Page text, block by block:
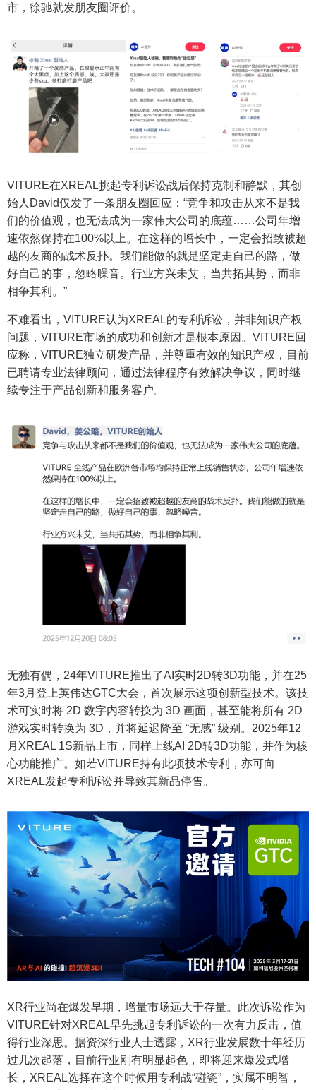
市，徐驰就发朋友圈评价。
VITURE在XREAL挑起专利诉讼战后保持克制和静默，其创
始人David仅发了一条朋友圈回应：“竞争和攻击从来不是我
们的价值观，也无法成为一家伟大公司的底蕴……公司年增
速依然保持在100%以上。在这样的增长中，一定会招致被超
越的友商的战术反扑。我们能做的就是坚定走自己的路，做
好自己的事，忽略噪音。行业方兴未艾，当共拓其势，而非
相争其利。”
不难看出，VITURE认为XREAL的专利诉讼，并非知识产权
问题，VITURE市场的成功和创新才是根本原因。VITURE回
应称，VITURE独立研发产品，并尊重有效的知识产权，目前
已聘请专业法律顾问，通过法律程序有效解决争议，同时继
续专注于产品创新和服务客户。
无独有偶，24年VITURE推出了AI实时2D转3D功能，并在25
年3月登上英伟达GTC大会，首次展示这项创新型技术。该技
术可实时将 2D 数字内容转换为 3D 画面，甚至能将所有 2D
游戏实时转换为 3D，并将延迟降至 “无感” 级别。2025年12
月XREAL 1S新品上市，同样上线AI 2D转3D功能，并作为核
心功能推广。如若VITURE持有此项技术专利，亦可向
XREAL发起专利诉讼并导致其新品停售。
XR行业尚在爆发早期，增量市场远大于存量。此次诉讼作为
VITURE针对XREAL早先挑起专利诉讼的一次有力反击，值
得行业深思。据资深行业人士透露，XR行业发展数十年经历
过几次起落，目前行业刚有明显起色，即将迎来爆发式增
长，XREAL选择在这个时候用专利战“碰瓷”，实属不明智，